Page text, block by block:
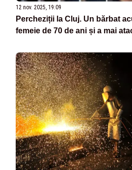
12 nov. 2025, 19:09
Percheziții la Cluj. Un bărbat
femeie de 70 de ani și a mai